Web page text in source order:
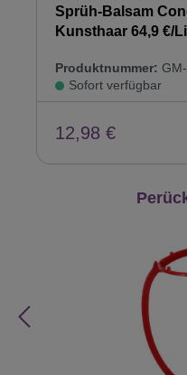
Sprüh-Balsam
Kunsthaar 64,9 €/
Produktnummer:
Sofort verfügbar
12,98 €
Produktgalerie